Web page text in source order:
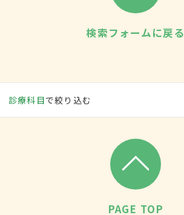
検索フォームに戻る
診療科目で絞り込む
PAGE TOP